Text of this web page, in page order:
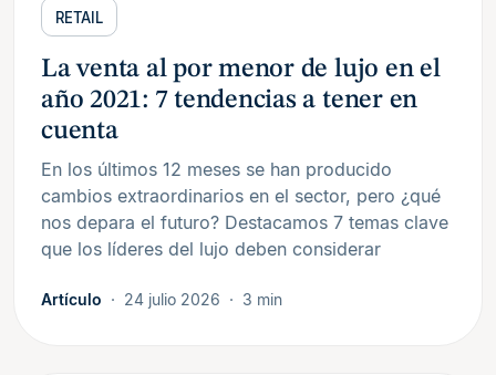
RETAIL
La venta al por menor de lujo en el
año 2021: 7 tendencias a tener en
cuenta
En los últimos 12 meses se han producido
cambios extraordinarios en el sector, pero ¿qué
nos depara el futuro? Destacamos 7 temas clave
que los líderes del lujo deben considerar
Artículo 24 julio 2026 3 min